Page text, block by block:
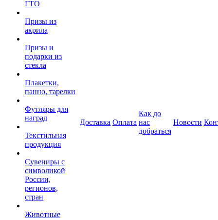
ГТО
Призы из
акрила
Призы и
подарки из
стекла
Плакетки,
панно, тарелки
Футляры для
наград
Текстильная
продукция
Сувениры с
символикой
России,
регионов,
стран
Животные
Доставка Оплата
Как до
нас
добраться
Новости